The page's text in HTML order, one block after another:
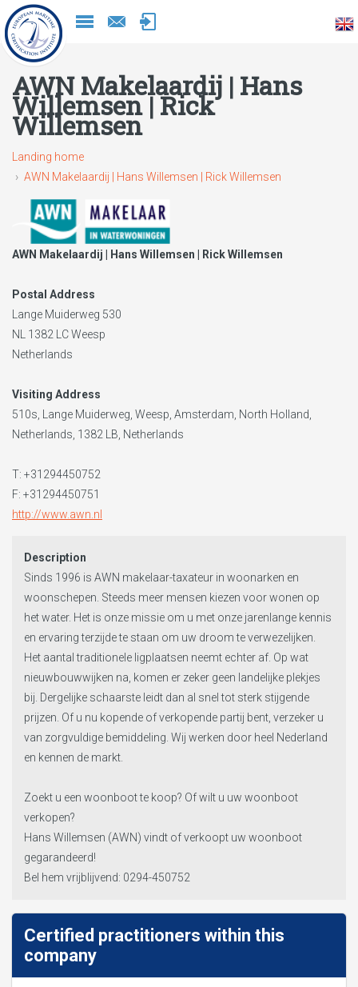
Naar
inhoud
AWN Makelaardij | Hans
Willemsen | Rick
Willemsen
Landing home
AWN Makelaardij | Hans Willemsen | Rick Willemsen
AWN Makelaardij | Hans Willemsen | Rick Willemsen
Postal Address
Lange Muiderweg 530
NL 1382 LCWeesp
Netherlands
Visiting Address
510s, Lange Muiderweg, Weesp, Amsterdam, North Holland,
Netherlands, 1382 LB, Netherlands
T: +31294450752
F: +31294450751
http://www.awn.nl
Description
Sinds 1996 is AWN makelaar-taxateur in woonarken en
woonschepen. Steeds meer mensen kiezen voor wonen op
het water. Het is onze missie om u met onze jarenlange kennis
en ervaring terzijde te staan om uw droom te verwezelijken.
Het aantal traditionele ligplaatsen neemt echter af. Op wat
nieuwbouwwijken na, komen er zeker geen landelijke plekjes
bij. Dergelijke schaarste leidt dan al snel tot sterk stijgende
prijzen. Of u nu kopende of verkopende partij bent, verzeker u
van zorgvuldige bemiddeling. Wij werken door heel Nederland
en kennen de markt.
Zoekt u een woonboot te koop? Of wilt u uw woonboot
verkopen?
Hans Willemsen (AWN) vindt of verkoopt uw woonboot
gegarandeerd!
Bel hem vrijblijvend: 0294-450752
Certified practitioners within this
company